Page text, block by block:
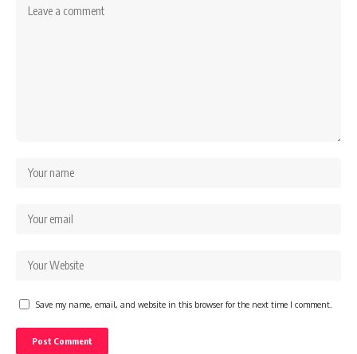
Save my name, email, and website in this browser for the next time I comment.